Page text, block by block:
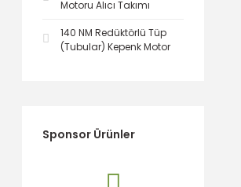
Motoru Alıcı Takımı
140 NM Redüktörlü Tüp
(Tubular) Kepenk Motor
Sponsor Ürünler